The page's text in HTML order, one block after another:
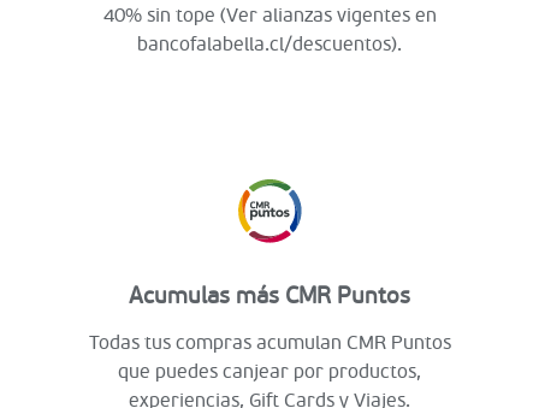
40% sin tope (Ver alianzas vigentes en
bancofalabella.cl/descuentos).
Acumulas más CMR Puntos
Todas tus compras acumulan CMR Puntos
que puedes canjear por productos,
experiencias, Gift Cards y Viajes.